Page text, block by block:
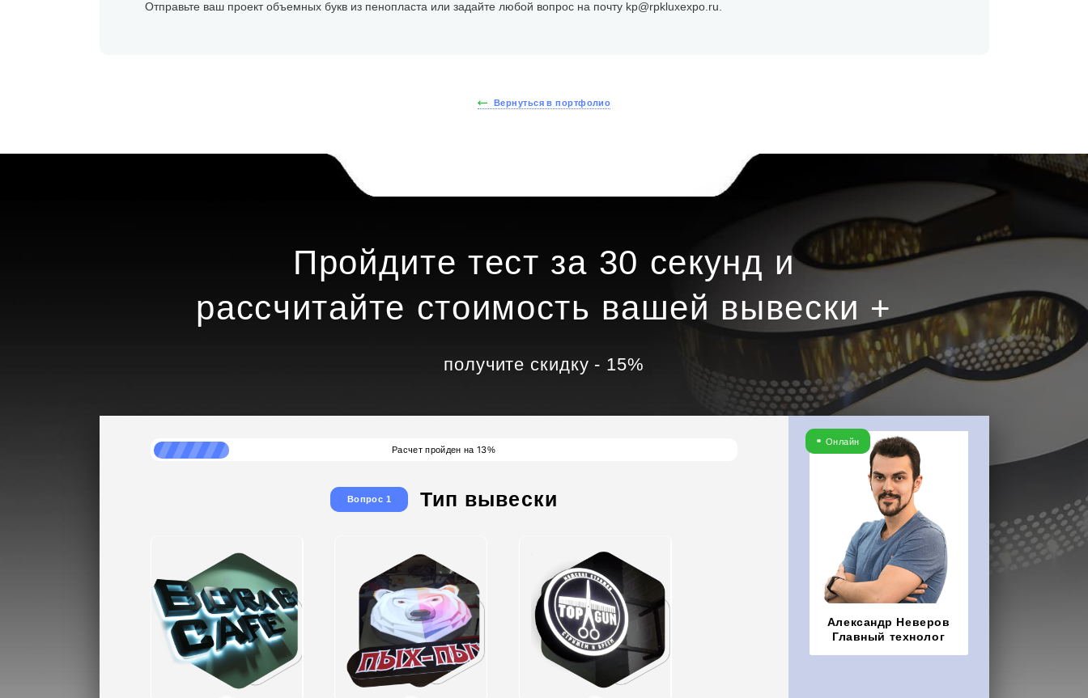
Отправьте ваш проект объемных букв из пенопласта или задайте любой вопрос на почту kp@rpkluxexpo.ru.
Вернуться в портфолио
Пройдите тест за 30 секунд и
рассчитайте стоимость вашей вывески +
получите скидку - 15%
Расчет пройден на13%
Вопрос 1 Тип вывески
Онлайн
Александр Неверов
Главный технолог